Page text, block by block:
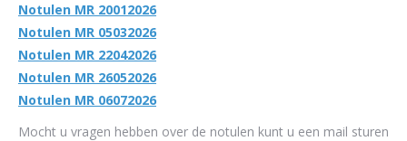
Notulen MR 20012026
Notulen MR 05032026
Notulen MR 22042026
Notulen MR 26052026
Notulen MR 06072026
Mocht u vragen hebben over de notulen kunt u een mail sturen